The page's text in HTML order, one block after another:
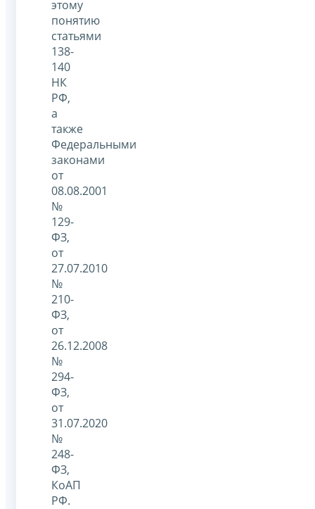
этому
понятию
статьями
138-
140
НК
РФ,
а
также
Федеральными
законами
от
08.08.2001
№
129-
ФЗ,
от
27.07.2010
№
210-
ФЗ,
от
26.12.2008
№
294-
ФЗ,
от
31.07.2020
№
248-
ФЗ,
КоАП
РФ.